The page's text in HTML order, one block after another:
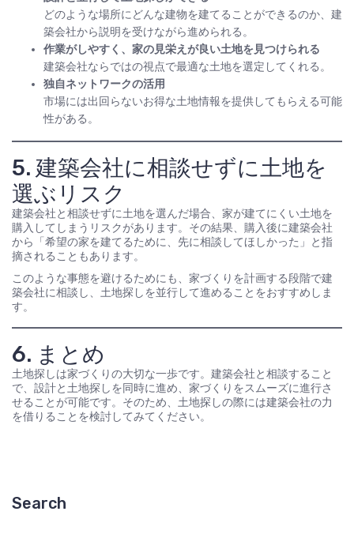
どのような場所にどんな建物を建てることができるのか、建
築会社から説明を受けながら進められる。
作業がしやすく、家の見栄えが良い土地を見つけられる
建築会社ならではの視点で最適な土地を選定してくれる。
独自ネットワークの活用
市場には出回らないお得な土地情報を提供してもらえる可能
性がある。
5. 建築会社に相談せずに土地を
選ぶリスク
建築会社と相談せずに土地を選んだ場合、家が建てにくい土地を
購入してしまうリスクがあります。その結果、購入後に建築会社
から「希望の家を建てるために、先に相談してほしかった」と指
摘されることもあります。
このような事態を避けるためにも、家づくりを計画する段階で建
築会社に相談し、土地探しを並行して進めることをおすすめしま
す。
6. まとめ
土地探しは家づくりの大切な一歩です。建築会社と相談すること
で、設計と土地探しを同時に進め、家づくりをスムーズに進行さ
せることが可能です。そのため、土地探しの際には建築会社の力
を借りることを検討してみてください。
Search